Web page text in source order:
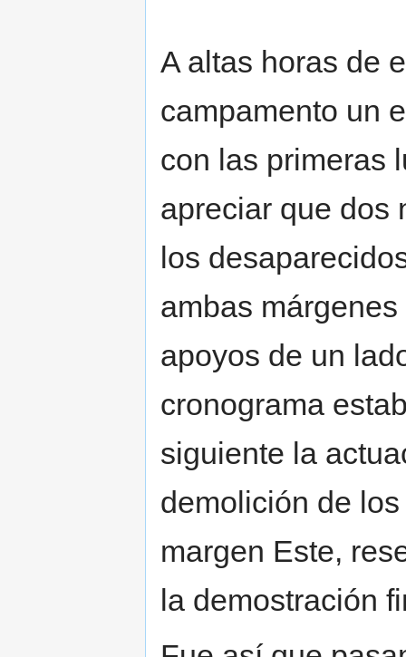
A altas horas de
campamento un
con las primeras
apreciar que dos
los
ambas
apoyos de un
cronograma
siguiente la
demolición de
margen Este,
la demostración